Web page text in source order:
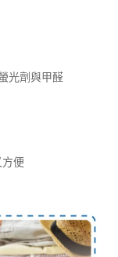
光劑與甲醛
便